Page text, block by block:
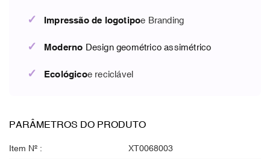
✓ Impressão de logotipoe Branding
✓ Moderno Design geométrico assimétrico
✓ Ecológicoe reciclável
PARÂMETROS DO PRODUTO
Item Nº : XT0068003